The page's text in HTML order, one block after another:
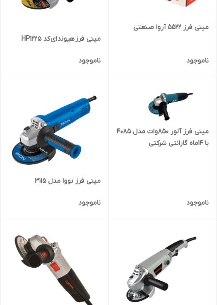
مینی فرز ۵۵۲۲ آروا صنعتی
ناموجود
مینی فرز هیوندای کد HP1225
ناموجود
مینی فرز آلور ۸۵۰وات مدل ۴۰۸۵
با ۱۴ماه گارانتی شرکتی
ناموجود
مینی فرز نووا مدل 3115
ناموجود